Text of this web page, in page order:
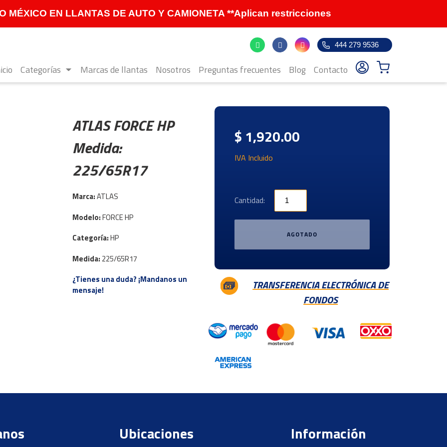
MÉXICO EN LLANTAS DE AUTO Y CAMIONETA **Aplican restricciones
Categorías Marcas de llantas Nosotros Preguntas frecuentes Blog Contacto
444 279 9536
ATLAS FORCE HP
Medida:
225/65R17
Marca:ATLAS
Modelo:FORCE HP
Categoría:HP
Medida: 225/65R17
¿Tienes una duda? ¡Mandanos un
mensaje!
$ 1,920.00
IVA Incluido
Cantidad:
AGOTADO
TRANSFERENCIA ELECTRÓNICA DE
FONDOS
Ubicaciones Información